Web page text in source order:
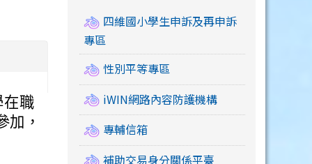
在職
加，
四維國小學生申訴及再申訴
專區
性別平等專區
iWIN網路內容防護機構
專輔信箱
補助交易身分關係平臺